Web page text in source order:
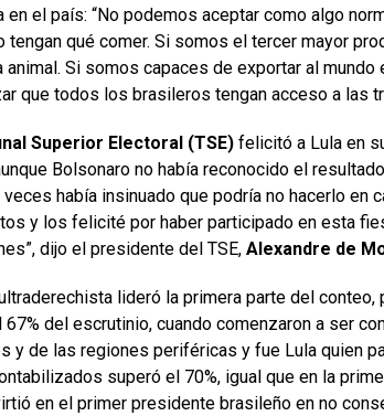
en el país: “No podemos aceptar como algo
tengan qué comer. Si somos el tercer mayor
animal. Si somos capaces de exportar al
que todos los brasileros tengan acceso a las
Superior Electoral (TSE) felicitó a Lula en
Bolsonaro no había reconocido el
veces había insinuado que podría no hacerlo en
y los felicité por haber participado en esta
dijo el presidente del TSE, Alexandre de
lideró la primera parte del
67% del escrutinio, cuando comenzaron a ser
y de las regiones periféricas y fue Lula quien
superó el 70%, igual que en la
en el primer presidente brasileño en no